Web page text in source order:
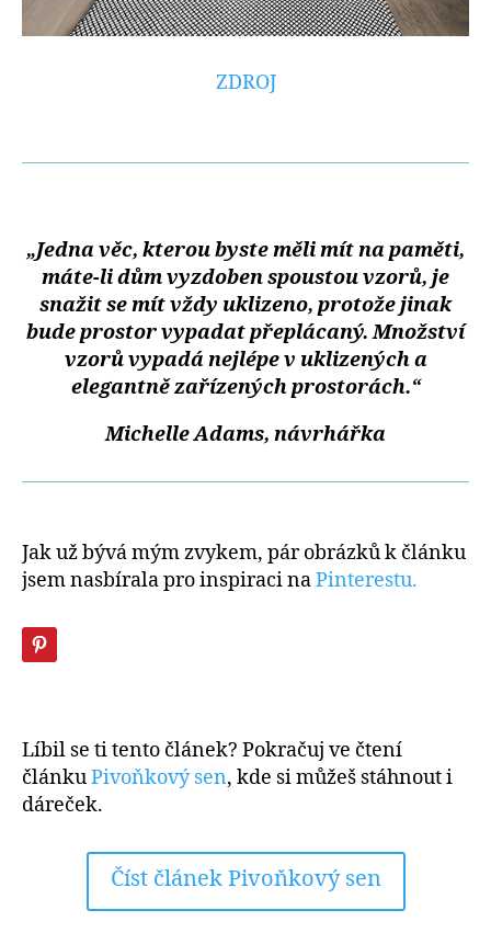
ZDROJ
„Jedna věc, kterou byste měli mít na paměti,
máte-li dům vyzdoben spoustou vzorů, je
snažit se mít vždy uklizeno, protože jinak
bude prostor vypadat přeplácaný. Množství
vzorů vypadá nejlépe v uklizených a
elegantně zařízených prostorách.“
Michelle Adams, návrhářka
Jak už bývá mým zvykem, pár obrázků k článku
jsem nasbírala pro inspiraci naPinterestu.
Líbil se ti tento článek? Pokračuj ve čtení
článkuPivoňkový sen, kde si můžeš stáhnout i
dáreček.
Číst článek Pivoňkový sen